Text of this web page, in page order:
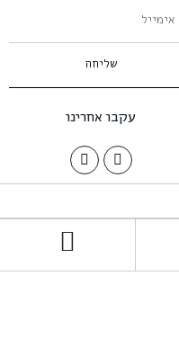
שליחה
עקבו אחרינו